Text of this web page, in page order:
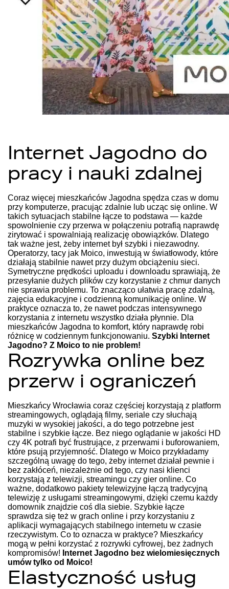
Internet Jagodno do
pracy i nauki zdalnej
Coraz więcej mieszkańców Jagodna spędza czas w domu
przy komputerze, pracując zdalnie lub ucząc się online. W
takich sytuacjach stabilne łącze to podstawa — każde
spowolnienie czy przerwa w połączeniu potrafią naprawdę
zirytować i spowalniają realizację obowiązków. Dlatego
tak ważne jest, żeby internet był szybki i niezawodny.
Operatorzy, tacy jak Moico, inwestują w światłowody, które
działają stabilnie nawet przy dużym obciążeniu sieci.
Symetryczne prędkości uploadu i downloadu sprawiają, że
przesyłanie dużych plików czy korzystanie z chmur danych
nie sprawia problemu. To znacząco ułatwia pracę zdalną,
zajęcia edukacyjne i codzienną komunikację online. W
praktyce oznacza to, że nawet podczas intensywnego
korzystania z internetu wszystko działa płynnie. Dla
mieszkańców Jagodna to komfort, który naprawdę robi
różnicę w codziennym funkcjonowaniu. Szybki Internet
Jagodno? Z Moico to nie problem!
Rozrywka online bez
przerw i ograniczeń
Mieszkańcy Wrocławia coraz częściej korzystają z platform
streamingowych, oglądają filmy, seriale czy słuchają
muzyki w wysokiej jakości, a do tego potrzebne jest
stabilne i szybkie łącze. Bez niego oglądanie w jakości HD
czy 4K potrafi być frustrujące, z przerwami i buforowaniem,
które psują przyjemność. Dlatego w Moico przykładamy
szczególną uwagę do tego, żeby internet działał pewnie i
bez zakłóceń, niezależnie od tego, czy nasi klienci
korzystają z telewizji, streamingu czy gier online. Co
ważne, dodatkowo pakiety telewizyjne łączą tradycyjną
telewizję z usługami streamingowymi, dzięki czemu każdy
domownik znajdzie coś dla siebie. Szybkie łącze
sprawdza się też w grach online i przy korzystaniu z
aplikacji wymagających stabilnego internetu w czasie
rzeczywistym. Co to oznacza w praktyce? Mieszkańcy
mogą w pełni korzystać z rozrywki cyfrowej, bez żadnych
kompromisów! Internet Jagodno bez wielomiesięcznych
umów tylko od Moico!
Elastyczność usług